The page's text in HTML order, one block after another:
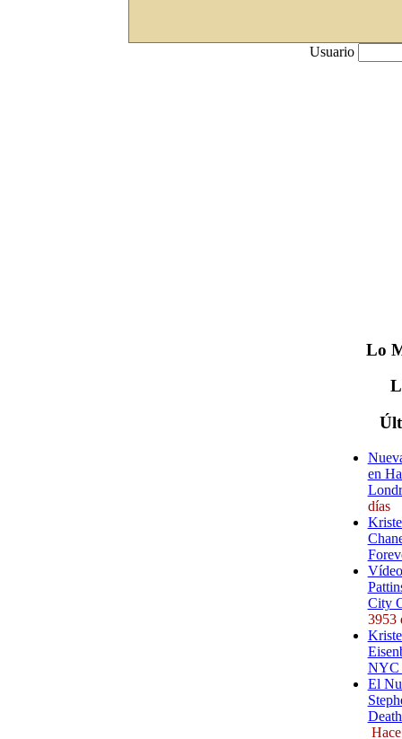
Usuario
Lo
en
días
City
3953
NYC
El